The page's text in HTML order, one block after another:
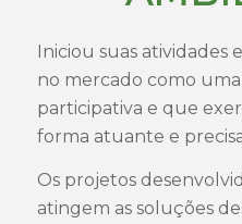
Iniciou suas atividades
no mercado como
participativa e que
forma atuante e
Os projetos
atingem as soluções